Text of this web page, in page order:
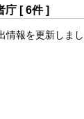
庁 [ 6件 ]
報を更新しまし